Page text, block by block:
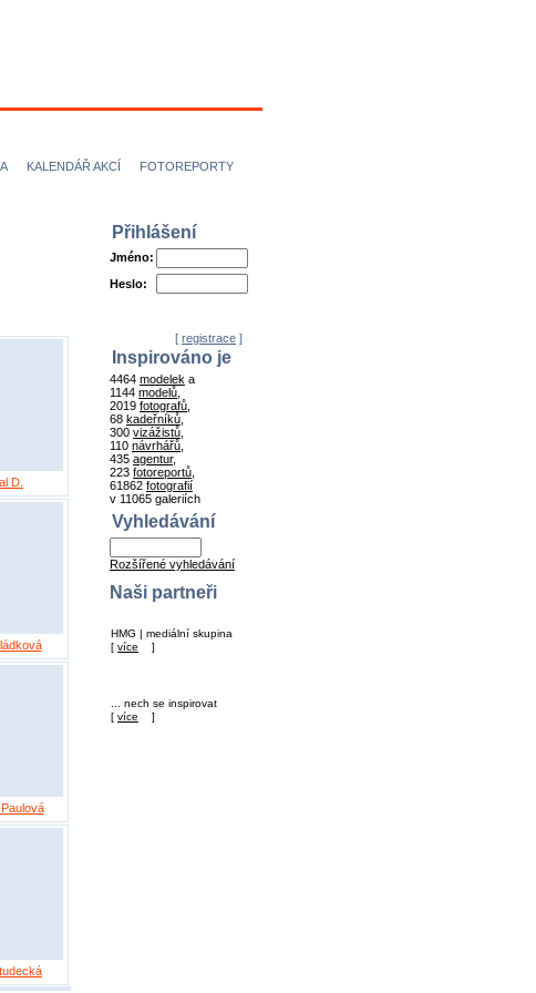
KALENDÁŘ AKCÍ FOTOREPORTY
D.
Přihlášení
Jméno:
Heslo:
[ registrace ]
Inspirováno je
4464 modelek a
1144 modelů
2019 fotografů
68 kadeřníků
300 vizážistů
110 návrhářů
435 agentur,
223 fotoreportů
61862 fotografií
v 11065 galeriích
Vyhledávání
Rozšířené vyhledávání
Naši partneři
HMG | mediální skupina
[ více ]
... nech se inspirovat
[ více ]